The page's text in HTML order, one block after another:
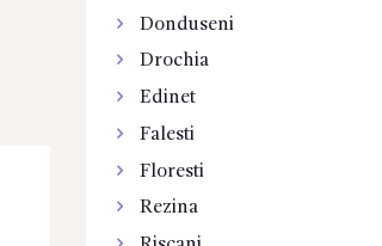
Donduseni
Drochia
Edinet
Falesti
Floresti
Rezina